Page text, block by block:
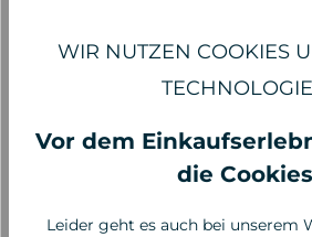
Intensive Repair
Shampoo Honey
37,95 €*
WIR NUTZEN COOKIES
Vor dem
die
Leider geht es auch bei unserem